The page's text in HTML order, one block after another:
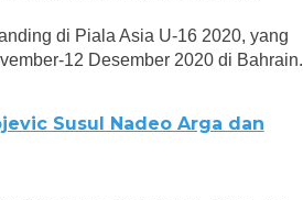
di Piala Asia U-16 2020, yang
12 Desember 2020 di Bahrain.
Susul Nadeo Arga dan